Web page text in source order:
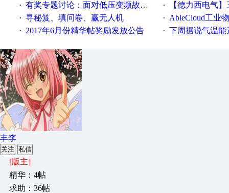
· 有奖专题讨论：面对低压变频故障，老手是这样解决的！ · 【德力西电气】三
· 寻秘笈、填问卷、赢无人机 · AbleCloud工业物联
· 2017年6月份精华帖奖励发放公告 · 下周据说气温能
丰李
关注 私信
[版主]
精华：4帖
求助：36帖